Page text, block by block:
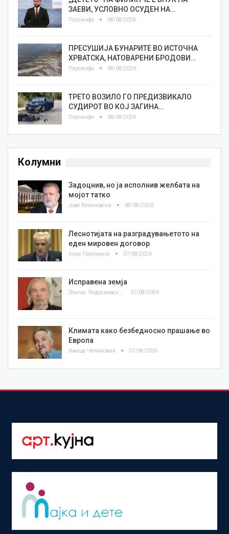
ЗАЕВИ, УСЛОВНО ОСУДЕН НА…
Плусинфо 08/08/2026
ПРЕСУШИЈА БУНАРИТЕ ВО ИСТОЧНА
ХРВАТСКА, НАТОВАРЕНИ БРОДОВИ…
Плусинфо 08/08/2026
ТРЕТО ВОЗИЛО ГО ПРЕДИЗВИКАЛО
СУДИРОТ ВО КОЈ ЗАГИНА…
Плусинфо 08/08/2026
Колумни
Задоцнив, но ја исполнив желбата на
мојот татко
Јове Кекеновски 08/08/2026
Леснотијата на разградувањетото на
еден мировен договор
Азис Положани 07/08/2026
Исправена земја
Златко Теодосиевски 07/08/2026
Климата како безбедносно прашање во
Европа
Ивица Челиковиќ 07/08/2026